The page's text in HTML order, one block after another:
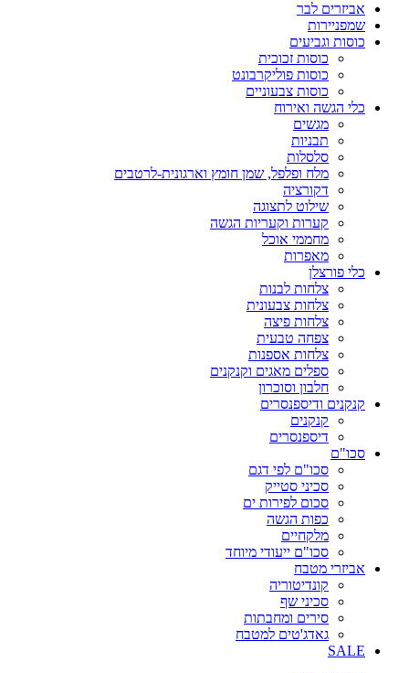
אביזרים לבר
שמפניירות
כוסות וגביעים
כוסות זכוכית
כוסות פוליקרבונט
כוסות צבעוניים
כלי הגשה ואירוח
מגשים
תבניות
סלסלות
מלח ופלפל, שמן חומץ וארגונית-לרטבים
דקורציה
שילוט לתצוגה
קערות וקעריות הגשה
מחממי אוכל
מאפרות
כלי פורצלן
צלחות לבנות
צלחות צבעונית
צלחות פיצה
צפחה טבעית
צלחות אספנות
ספלים מאגים וקנקנים
חלבון וסוכרון
קנקנים ודיספנסרים
קנקנים
דיספנסרים
סכו"ם
סכו"ם לפי דגם
סכיני סטייק
סכום לפירות ים
כפות הגשה
מלקחיים
סכו"ם ייעודי מיוחד
אביזרי מטבח
קונדיטוריה
סכיני שף
סירים ומחבתות
גאדג'טים למטבח
SALE